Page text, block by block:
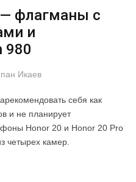
— флагманы с
и
980
Икаев
себя как
и не планирует
Honor 20 и Honor 20 Pro
четырех камер.